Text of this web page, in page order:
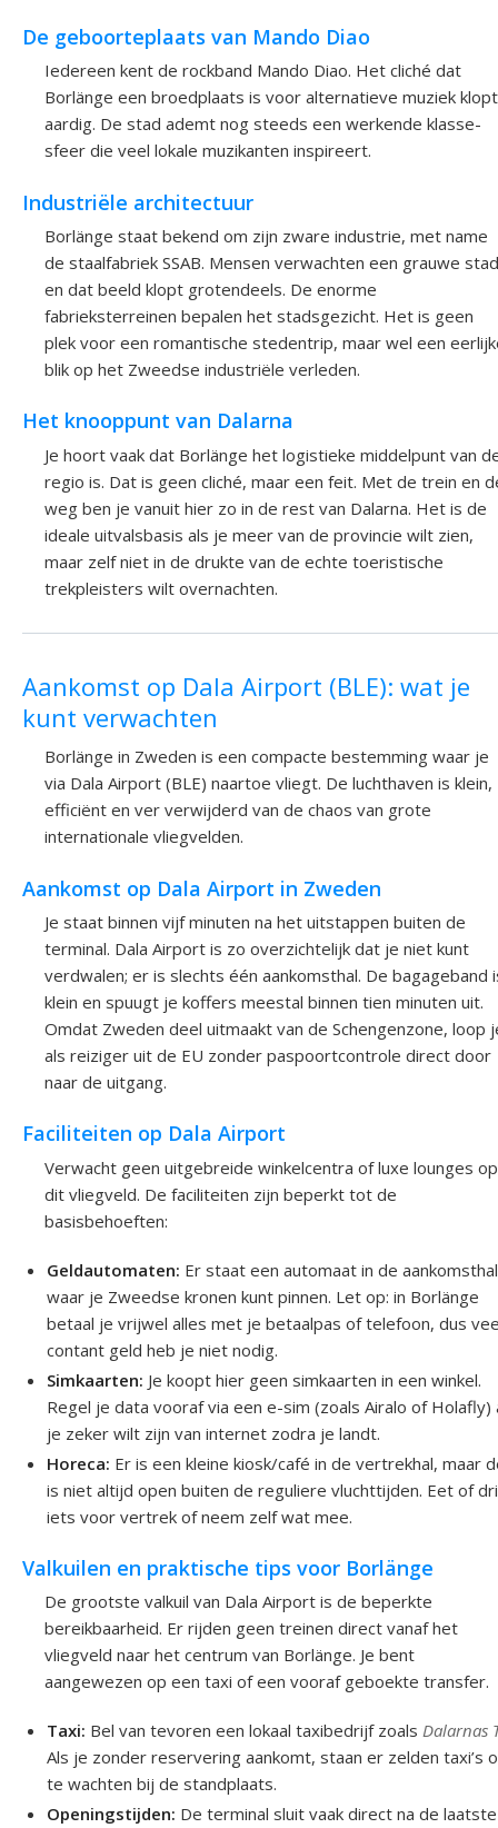
De geboorteplaats van Mando Diao
Iedereen kent de rockband Mando Diao. Het cliché dat
Borlänge een broedplaats is voor alternatieve muziek klopt
aardig. De stad ademt nog steeds een werkende klasse-
sfeer die veel lokale muzikanten inspireert.
Industriële architectuur
Borlänge staat bekend om zijn zware industrie, met name
de staalfabriek SSAB. Mensen verwachten een grauwe stad
en dat beeld klopt grotendeels. De enorme
fabrieksterreinen bepalen het stadsgezicht. Het is geen
plek voor een romantische stedentrip, maar wel een
blik op het Zweedse industriële verleden.
Het knooppunt van Dalarna
Je hoort vaak dat Borlänge het logistieke middelpunt van
regio is. Dat is geen cliché, maar een feit. Met de trein en
weg ben je vanuit hier zo in de rest van Dalarna. Het is de
ideale uitvalsbasis als je meer van de provincie wilt zien,
maar zelf niet in de drukte van de echte toeristische
trekpleisters wilt overnachten.
Aankomst op Dala Airport (BLE): wat je
kunt verwachten
Borlänge in Zweden is een compacte bestemming waar je
via Dala Airport (BLE) naartoe vliegt. De luchthaven is klein,
efficiënt en ver verwijderd van de chaos van grote
internationale vliegvelden.
Aankomst op Dala Airport in Zweden
Je staat binnen vijf minuten na het uitstappen buiten de
terminal. Dala Airport is zo overzichtelijk dat je niet kunt
verdwalen; er is slechts één aankomsthal. De bagageband
klein en spuugt je koffers meestal binnen tien minuten uit.
Omdat Zweden deel uitmaakt van de Schengenzone, loop
als reiziger uit de EU zonder paspoortcontrole direct door
naar de uitgang.
Faciliteiten op Dala Airport
Verwacht geen uitgebreide winkelcentra of luxe lounges op
dit vliegveld. De faciliteiten zijn beperkt tot de
basisbehoeften:
Geldautomaten: Er staat een automaat in de aankomsthal
waar je Zweedse kronen kunt pinnen. Let op: in Borlänge
betaal je vrijwel alles met je betaalpas of telefoon, dus
contant geld heb je niet nodig.
Simkaarten: Je koopt hier geen simkaarten in een winkel.
Regel je data vooraf via een e-sim (zoals Airalo of Holafly)
je zeker wilt zijn van internet zodra je landt.
Horeca: Er is een kleine kiosk/café in de vertrekhal, maar
is niet altijd open buiten de reguliere vluchttijden. Eet of
iets voor vertrek of neem zelf wat mee.
Valkuilen en praktische tips voor Borlänge
De grootste valkuil van Dala Airport is de beperkte
bereikbaarheid. Er rijden geen treinen direct vanaf het
vliegveld naar het centrum van Borlänge. Je bent
aangewezen op een taxi of een vooraf geboekte transfer.
Taxi: Bel van tevoren een lokaal taxibedrijf zoalsDalarnas
Als je zonder reservering aankomt, staan er zelden taxi’s
te wachten bij de standplaats.
Openingstijden: De terminal sluit vaak direct na de laatste